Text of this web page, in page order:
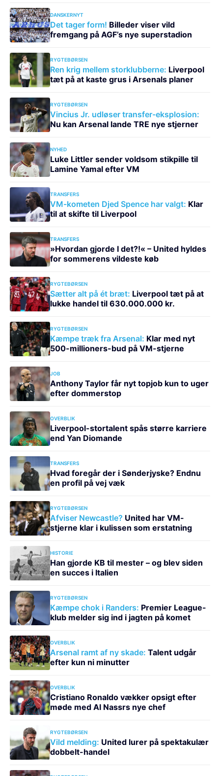
DANSKERNYT
Det tager form! Billeder viser vild
fremgang på AGF’s nye superstadion
RYGTEBØRSEN
Ren krig mellem storklubberne: Liverpool
tæt på at kaste grus i Arsenals planer
RYGTEBØRSEN
Vincius Jr. udløser transfer-eksplosion:
Nu kan Arsenal lande TRE nye stjerner
NYHED
Luke Littler sender voldsom stikpille til
Lamine Yamal efter VM
TRANSFERS
VM-kometen Djed Spence har valgt: Klar
til at skifte til Liverpool
TRANSFERS
»Hvordan gjorde I det?!« – United hyldes
for sommerens vildeste køb
RYGTEBØRSEN
Sætter alt på ét bræt: Liverpool tæt på at
lukke handel til 630.000.000 kr.
RYGTEBØRSEN
Kæmpe træk fra Arsenal: Klar med nyt
500-millioners-bud på VM-stjerne
JOB
Anthony Taylor får nyt topjob kun to uger
efter dommerstop
OVERBLIK
Liverpool-stortalent spås større karriere
end Yan Diomande
TRANSFERS
Hvad foregår der i Sønderjyske? Endnu
en profil på vej væk
RYGTEBØRSEN
Afviser Newcastle? United har VM-
stjerne klar i kulissen som erstatning
HISTORIE
Han gjorde KB til mester – og blev siden
en succes i Italien
RYGTEBØRSEN
Kæmpe chok i Randers: Premier League-
klub melder sig ind i jagten på komet
OVERBLIK
Arsenal ramt af ny skade: Talent udgår
efter kun ni minutter
OVERBLIK
Cristiano Ronaldo vækker opsigt efter
møde med Al Nassrs nye chef
RYGTEBØRSEN
Vild melding: United lurer på spektakulær
dobbelt-handel